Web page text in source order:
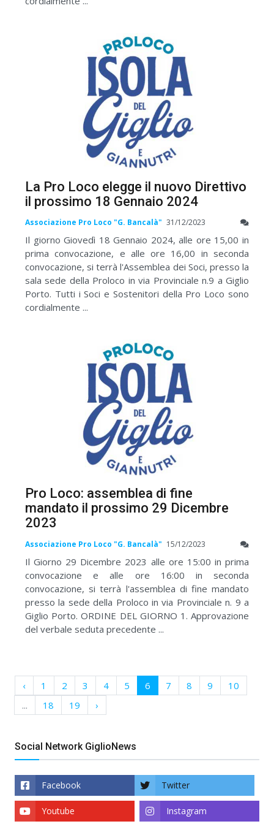
La Pro Loco elegge il nuovo Direttivo
il prossimo 18 Gennaio 2024
Associazione Pro Loco "G. Bancalà" 31/12/2023
Il giorno Giovedì 18 Gennaio 2024, alle ore 15,00 in
prima convocazione, e alle ore 16,00 in seconda
convocazione, si terrà l'Assemblea dei Soci, presso la
sala sede della Proloco in via Provinciale n.9 a Giglio
Porto. Tutti i Soci e Sostenitori della Pro Loco sono
cordialmente ...
Pro Loco: assemblea di fine
mandato il prossimo 29 Dicembre
2023
Associazione Pro Loco "G. Bancalà" 15/12/2023
Il Giorno 29 Dicembre 2023 alle ore 15:00 in prima
convocazione e alle ore 16:00 in seconda
convocazione, si terrà l'assemblea di fine mandato
presso la sede della Proloco in via Provinciale n. 9 a
Giglio Porto. ORDINE DEL GIORNO 1. Approvazione
del verbale seduta precedente ...
‹ 1 2 3 4 5 6 7 8 9
10
...
18 19 ›
Social Network GiglioNews
Facebook Twitter
Instagram
Youtube